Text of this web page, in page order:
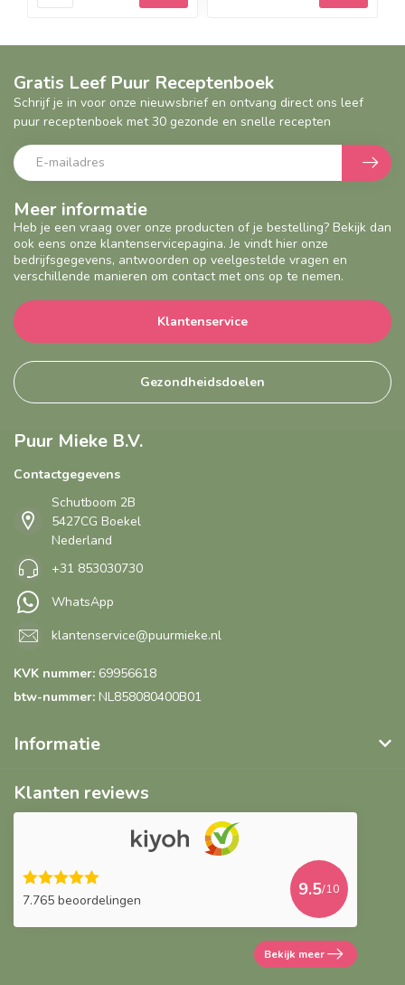
Meer informatie
Heb je een vraag over onze producten of je bestelling? Bekijk dan
ook eens onze klantenservicepagina. Je vindt hier onze
bedrijfsgegevens, antwoorden op veelgestelde vragen en
verschillende manieren om contact met ons op te nemen.
Klantenservice
Gezondheidsdoelen
Gratis Leef Puur Receptenboek
Schrijf je in voor onze nieuwsbrief en ontvang direct ons leef
puur receptenboek met 30 gezonde en snelle recepten
Puur Mieke B.V.
Contactgegevens
Schutboom 2B
5427CG Boekel
Nederland
+31 853030730
WhatsApp
klantenservice@puurmieke.nl
KVK nummer: 69956618
btw-nummer: NL858080400B01
Informatie
Klanten reviews
7.765 beoordelingen
9.5/10
Bekijk meer